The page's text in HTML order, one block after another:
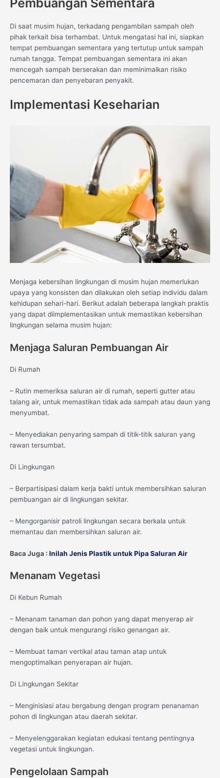
Di saat musim hujan, terkadang pengambilan sampah oleh
pihak terkait bisa terhambat. Untuk mengatasi hal ini, siapkan
tempat pembuangan sementara yang tertutup untuk sampah
rumah tangga. Tempat pembuangan sementara ini akan
mencegah sampah berserakan dan meminimalkan risiko
pencemaran dan penyebaran penyakit.
Implementasi Keseharian
Menjaga kebersihan lingkungan di musim hujan memerlukan
upaya yang konsisten dan dilakukan oleh setiap individu dalam
kehidupan sehari-hari. Berikut adalah beberapa langkah praktis
yang dapat diimplementasikan untuk memastikan kebersihan
lingkungan selama musim hujan:
Menjaga Saluran Pembuangan Air
Di Rumah
– Rutin memeriksa saluran air di rumah, seperti gutter atau
talang air, untuk memastikan tidak ada sampah atau daun yang
menyumbat.
– Menyediakan penyaring sampah di titik-titik saluran yang
rawan tersumbat.
Di Lingkungan
– Berpartisipasi dalam kerja bakti untuk membersihkan saluran
pembuangan air di lingkungan sekitar.
– Mengorganisir patroli lingkungan secara berkala untuk
memantau dan membersihkan saluran air.
Baca Juga : Inilah Jenis Plastik untuk Pipa Saluran Air
Menanam Vegetasi
Di Kebun Rumah
– Menanam tanaman dan pohon yang dapat menyerap air
dengan baik untuk mengurangi risiko genangan air.
– Membuat taman vertikal atau taman atap untuk
mengoptimalkan penyerapan air hujan.
Di Lingkungan Sekitar
– Menginisiasi atau bergabung dengan program penanaman
pohon di lingkungan atau daerah sekitar.
– Menyelenggarakan kegiatan edukasi tentang pentingnya
vegetasi untuk lingkungan.
Pengelolaan Sampah